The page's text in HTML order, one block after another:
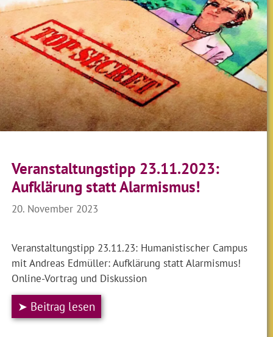
Veranstaltungstipp 23.11.2023:
Aufklärung statt Alarmismus!
20. November 2023
Veranstaltungstipp 23.11.23: Humanistischer Campus
mit Andreas Edmüller: Aufklärung statt Alarmismus!
Online-Vortrag und Diskussion
➤ Beitrag lesen